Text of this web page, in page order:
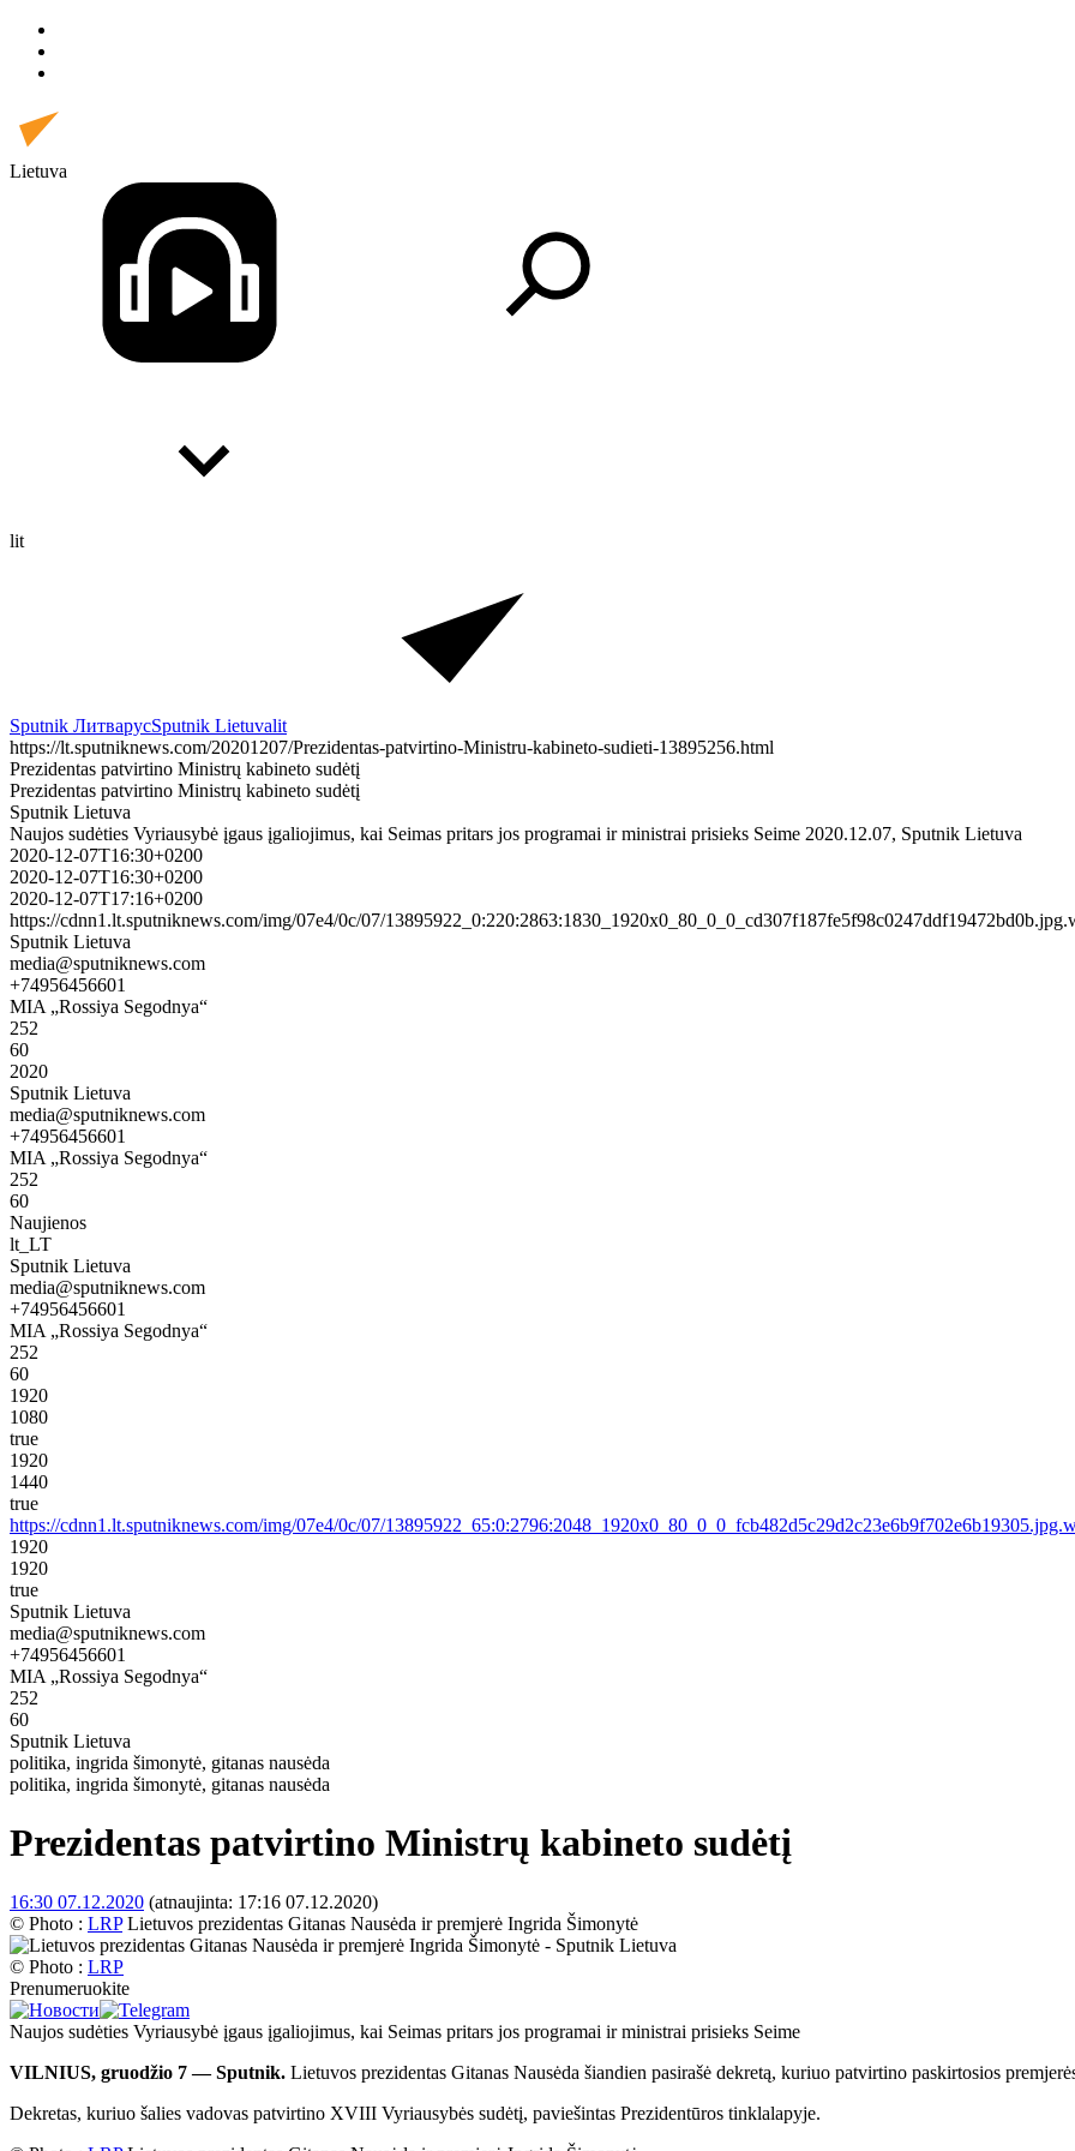
Lietuva
lit
Sputnik ЛитварусSputnik Lietuvalit
https://lt.sputniknews.com/20201207/Prezidentas-patvirtino-Ministru-kabineto-sudieti-13895256.html
Prezidentas patvirtino Ministrų kabineto sudėtį
Prezidentas patvirtino Ministrų kabineto sudėtį
Sputnik Lietuva
Naujos sudėties Vyriausybė įgaus įgaliojimus, kai Seimas pritars jos programai ir ministrai prisieks Seime 2020.12.07, Sputnik Lietuva
2020-12-07T16:30+0200
2020-12-07T16:30+0200
2020-12-07T17:16+0200
https://cdnn1.lt.sputniknews.com/img/07e4/0c/07/
Sputnik Lietuva
media@sputniknews.com
+74956456601
MIA „Rossiya Segodnya“
252
60
2020
Sputnik Lietuva
media@sputniknews.com
+74956456601
MIA „Rossiya Segodnya“
252
60
Naujienos
lt_LT
Sputnik Lietuva
media@sputniknews.com
+74956456601
MIA „Rossiya Segodnya“
252
60
1920
1080
true
1920
1440
true
https://cdnn1.lt.sputniknews.com/img/07e4/0c/07/
1920
1920
true
Sputnik Lietuva
media@sputniknews.com
+74956456601
MIA „Rossiya Segodnya“
252
60
Sputnik Lietuva
politika, ingrida šimonytė, gitanas nausėda
politika, ingrida šimonytė, gitanas nausėda
Prezidentas patvirtino Ministrų kabineto sudėtį
16:30 07.12.2020 (atnaujinta: 17:16 07.12.2020)
© Photo : LRPLietuvos prezidentas Gitanas Nausėda ir premjerė Ingrida Šimonytė
© Photo : LRP
Prenumeruokite
Naujos sudėties Vyriausybė įgaus įgaliojimus, kai Seimas pritars jos programai ir ministrai prisieks Seime
VILNIUS, gruodžio 7 — Sputnik. Lietuvos prezidentas Gitanas Nausėda šiandien pasirašė dekretą, kuriuo patvirtino paskirtosios
Dekretas, kuriuo šalies vadovas patvirtino XVIII Vyriausybės sudėtį, paviešintas Prezidentūros tinklalapyje.